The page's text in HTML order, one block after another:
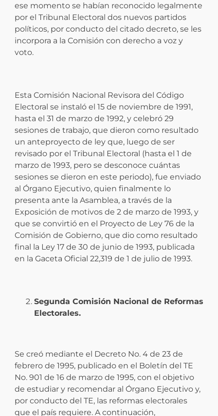
ese momento se habían reconocido legalmente
por el Tribunal Electoral dos nuevos partidos
políticos, por conducto del citado decreto, se les
incorpora a la Comisión con derecho a voz y
voto.
Esta Comisión Nacional Revisora del Código
Electoral se instaló el 15 de noviembre de 1991,
hasta el 31 de marzo de 1992, y celebró 29
sesiones de trabajo, que dieron como resultado
un anteproyecto de ley que, luego de ser
revisado por el Tribunal Electoral (hasta el 1 de
marzo de 1993, pero se desconoce cuántas
sesiones se dieron en este periodo), fue enviado
al Órgano Ejecutivo, quien finalmente lo
presenta ante la Asamblea, a través de la
Exposición de motivos de 2 de marzo de 1993, y
que se convirtió en el Proyecto de Ley 76 de la
Comisión de Gobierno, que dio como resultado
final la Ley 17 de 30 de junio de 1993, publicada
en la Gaceta Oficial 22,319 de 1 de julio de 1993.
Segunda Comisión Nacional de Reformas
Electorales.
Se creó mediante el Decreto No. 4 de 23 de
febrero de 1995, publicado en el Boletín del TE
No. 901 de 16 de marzo de 1995, con el objetivo
de estudiar y recomendar al Órgano Ejecutivo y,
por conducto del TE, las reformas electorales
que el país requiere. A continuación,